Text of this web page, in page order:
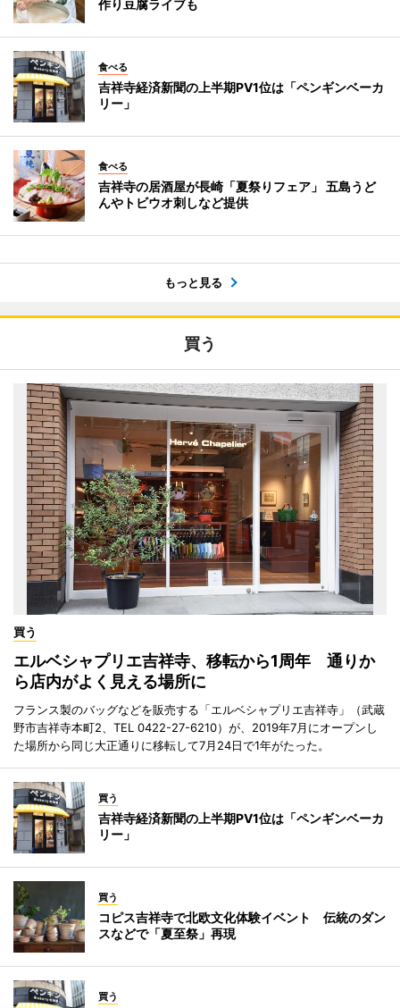
作り豆腐ライブも
食べる
吉祥寺経済新聞の上半期PV1位は「ペンギンベーカ
リー」
食べる
吉祥寺の居酒屋が長崎「夏祭りフェア」 五島うど
んやトビウオ刺しなど提供
もっと見る
買う
買う
エルベシャプリエ吉祥寺、移転から1周年 通りか
ら店内がよく見える場所に
フランス製のバッグなどを販売する「エルベシャプリエ吉祥寺」（武蔵
野市吉祥寺本町2、TEL 0422-27-6210）が、2019年7月にオープンし
た場所から同じ大正通りに移転して7月24日で1年がたった。
買う
吉祥寺経済新聞の上半期PV1位は「ペンギンベーカ
リー」
買う
コピス吉祥寺で北欧文化体験イベント 伝統のダン
スなどで「夏至祭」再現
買う